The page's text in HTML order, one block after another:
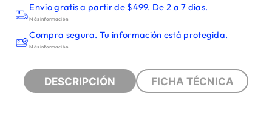
Envío gratis a partir de $499. De 2 a 7 días.
Más información
Compra segura. Tu información está protegida.
Más información
DESCRIPCIÓN FICHA TÉCNICA